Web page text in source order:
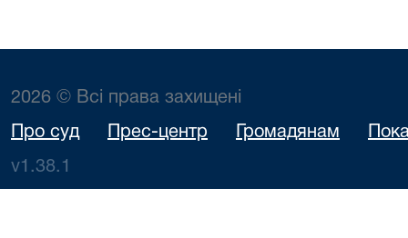
2026 © Всі права захищені
Про суд Прес-центр Громадянам
v1.38.1